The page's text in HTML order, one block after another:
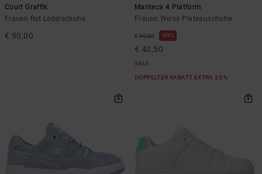
Court Graffik
Frauen Rot Lederschuhe
€ 90,00
Manteca 4 Platform
Frauen Weiss Plateauschuhe
€ 90,00 55%
€ 40,50
SALE
DOPPELTER RABATT EXTRA 25 %